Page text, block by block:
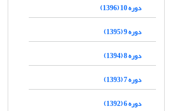
دوره 10 (1396)
دوره 9 (1395)
دوره 8 (1394)
دوره 7 (1393)
دوره 6 (1392)